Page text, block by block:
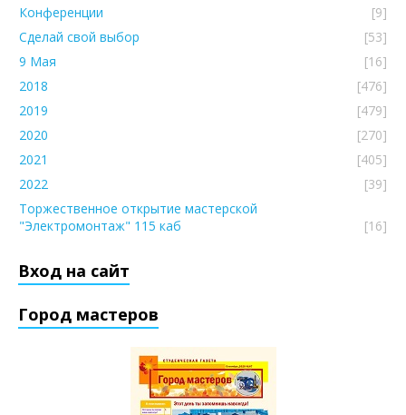
Конференции
[9]
Сделай свой выбор
[53]
9 Мая
[16]
2018
[476]
2019
[479]
2020
[270]
2021
[405]
2022
[39]
Торжественное открытие мастерской
"Электромонтаж" 115 каб
[16]
Вход на сайт
Город мастеров